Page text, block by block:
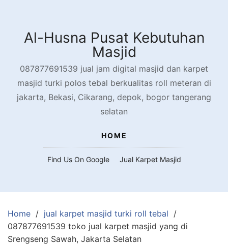
contentAl-Husna Pusat Kebutuhan
Masjid
087877691539 jual jam digital masjid dan karpet
masjid turki polos tebal berkualitas roll meteran di
jakarta, Bekasi, Cikarang, depok, bogor tangerang
selatan
HOME
Find Us On Google Jual Karpet Masjid
Home
jual karpet masjid turki roll tebal
087877691539 toko jual karpet masjid yang di
Srengseng Sawah, Jakarta Selatan